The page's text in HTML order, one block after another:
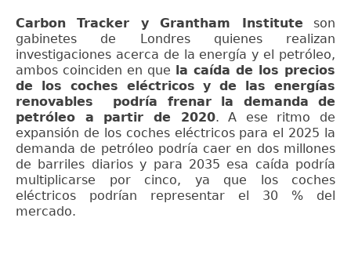
Carbon Tracker y Grantham Institute son
gabinetes de Londres quienes realizan
investigaciones acerca de la energía y el petróleo,
ambos coinciden en que la caída de los precios
de los coches eléctricos y de las energías
renovables podría frenar la demanda de
petróleo a partir de 2020. A ese ritmo de
expansión de los coches eléctricos para el 2025 la
demanda de petróleo podría caer en dos millones
de barriles diarios y para 2035 esa caída podría
multiplicarse por cinco, ya que los coches
eléctricos podrían representar el 30 % del
mercado.